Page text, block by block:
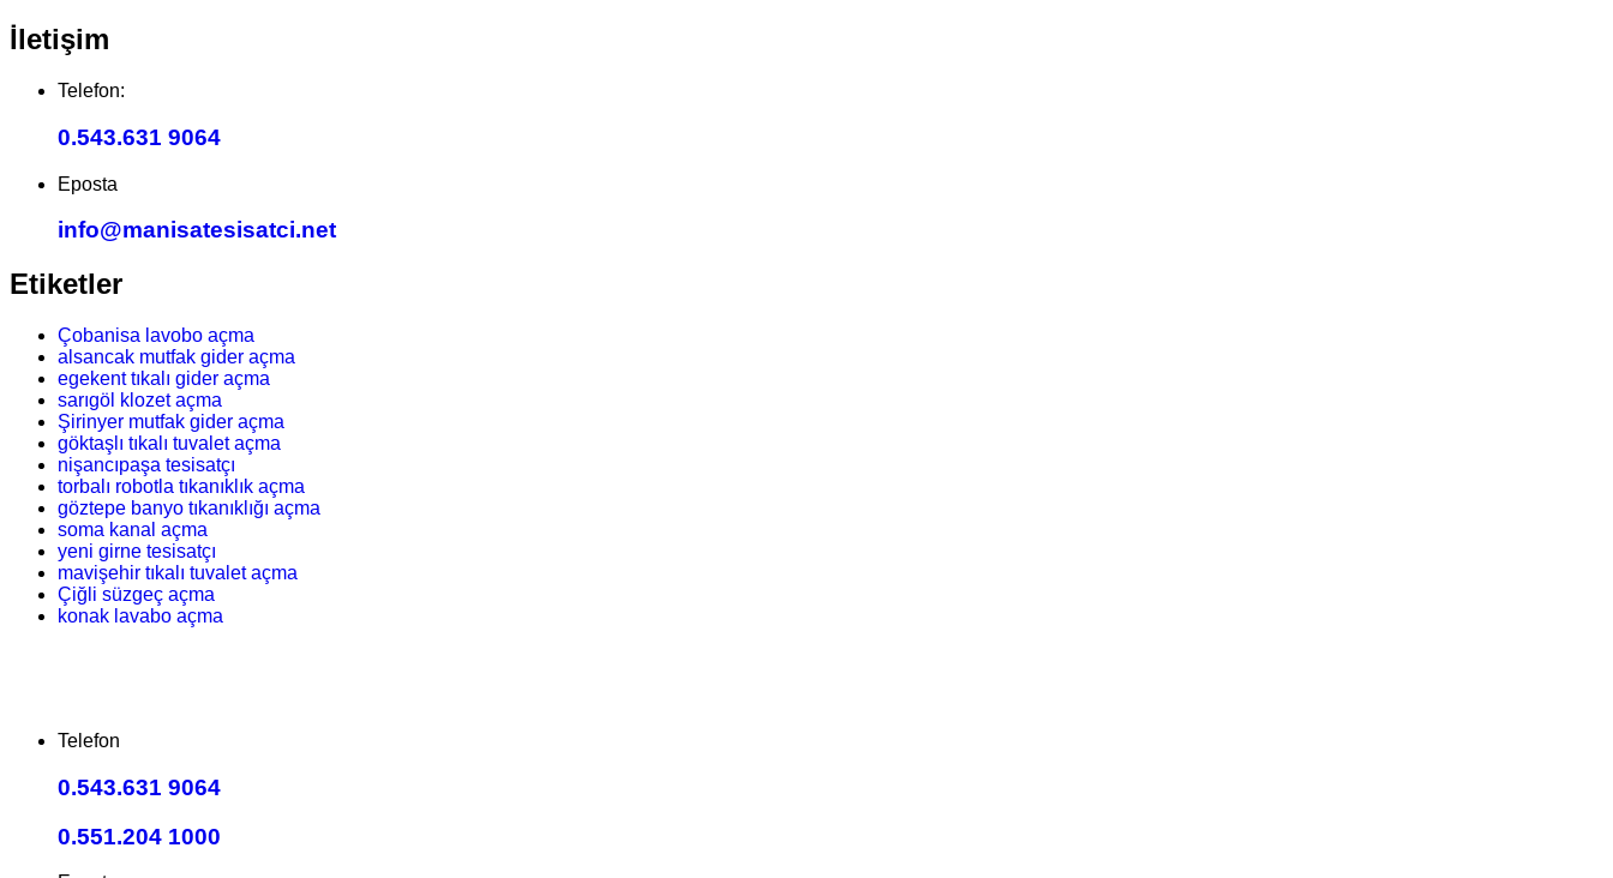
İletişim
Telefon:
0.543.631 9064
Eposta
info@manisatesisatci.net
Etiketler
Çobanisa lavobo açma
alsancak mutfak gider açma
egekent tıkalı gider açma
sarıgöl klozet açma
Şirinyer mutfak gider açma
göktaşlı tıkalı tuvalet açma
nişancıpaşa tesisatçı
torbalı robotla tıkanıklık açma
göztepe banyo tıkanıklığı açma
soma kanal açma
yeni girne tesisatçı
mavişehir tıkalı tuvalet açma
Çiğli süzgeç açma
konak lavabo açma
Telefon
0.543.631 9064
0.551.204 1000